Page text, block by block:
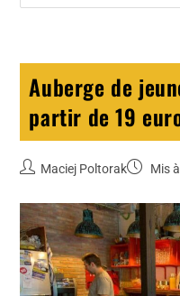
Auberge de
partir de 19
Maciej Poltorak Mis